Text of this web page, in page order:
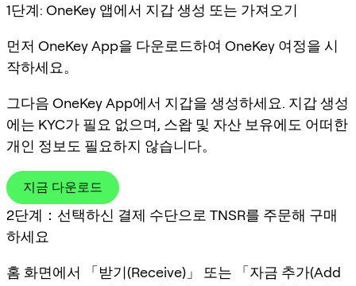
1단계: OneKey 앱에서 지갑 생성 또는 가져오기
먼저 OneKey App을 다운로드하여 OneKey 여정을 시
작하세요。
그다음 OneKey App에서 지갑을 생성하세요. 지갑 생성
에는 KYC가 필요 없으며, 스왑 및 자산 보유에도 어떠한
개인 정보도 필요하지 않습니다。
지금 다운로드
2단계：선택하신 결제 수단으로 TNSR를 주문해 구매
하세요
홈 화면에서 「받기(Receive)」 또는 「자금 추가(Add